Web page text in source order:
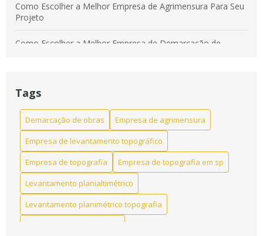
Como Escolher a Melhor Empresa de Agrimensura Para Seu
Projeto
Como Escolher a Melhor Empresa de Demarcação de
Planialtimétrico
Como Escolher a Melhor Empresa de Levantamento
Planimétrico para seu Projeto
Como Escolher a Melhor Empresa de Levantamento
Topográfico
Como escolher a melhor empresa de levantamento
topográfico para seu projeto
Tags
Demarcação de obras
Empresa de agrimensura
Empresa de levantamento topográfico
Empresa de topografia
Empresa de topografia em sp
Levantamento planialtimétrico
Levantamento planimétrico topografia